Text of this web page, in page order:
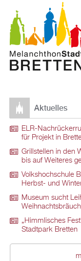
Aktuelles
ELR-
für Projekt in
Grillstellen in den
bis auf Weiteres
Volkshochschule
Herbst- und
Museum sucht
„Himmlisches
Stadtpark Bretten